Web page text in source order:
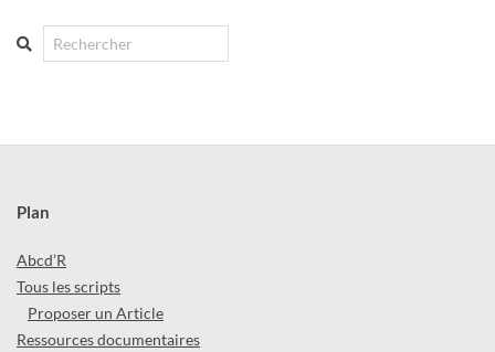
Search
Plan
Abcd’R
Tous les scripts
Proposer un Article
Ressources documentaires